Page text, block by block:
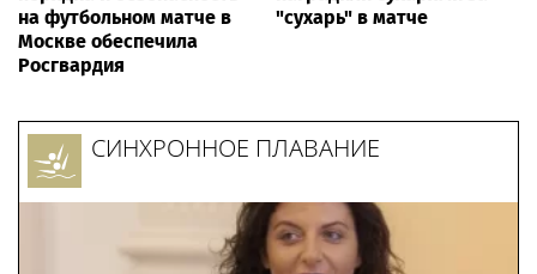
на футбольном матче в
Москве обеспечила
Росгвардия
"сухарь" в матче
СИНХРОННОЕ ПЛАВАНИЕ